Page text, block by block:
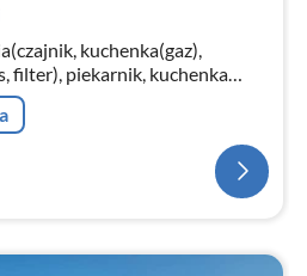
kuchenka(gaz),
filter), piekarnik, kuchenka
naczyń, lodówko-